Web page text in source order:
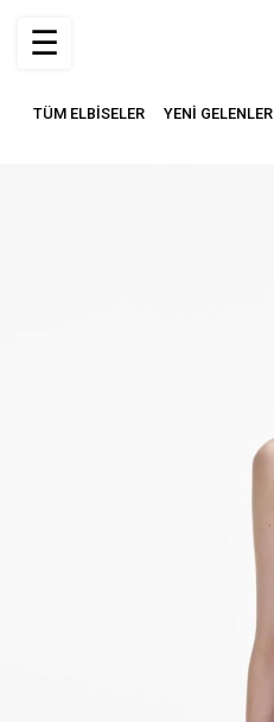
TÜM ELBİSELER YENİ GELENLER
☰